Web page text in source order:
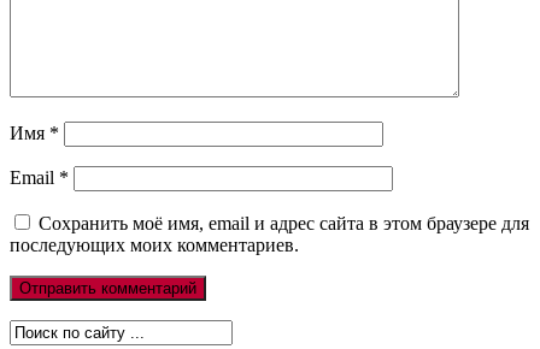
Имя *
Email *
Сохранить моё имя, email и адрес сайта в этом браузере для
последующих моих комментариев.